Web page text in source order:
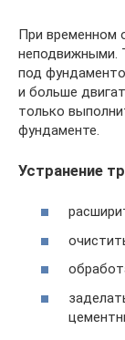
При временном
неподвижными.
под
и больше
только
фундаменте.
Устранение